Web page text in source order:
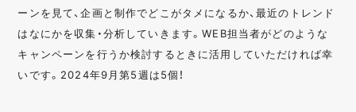
ーンを見て、企画と制作でどこがタメになるか、最近のトレンド
はなにかを収集・分析していきます。WEB担当者がどのような
キャンペーンを行うか検討するときに活用していただければ幸
いです。2024年9月第5週は5個！